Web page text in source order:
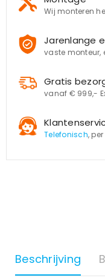
Wij monteren
Jarenlange
vaste
Gratis
vanaf € 999,-
Telefonisch, per
Beschrijving